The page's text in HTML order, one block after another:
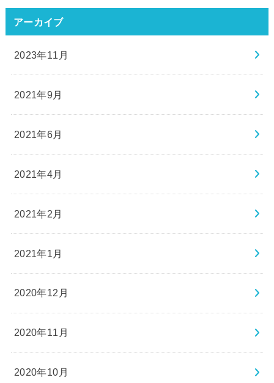
アーカイブ
2023年11月
2021年9月
2021年6月
2021年4月
2021年2月
2021年1月
2020年12月
2020年11月
2020年10月